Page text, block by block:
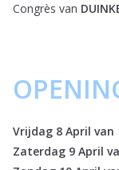
Congrès van
Vrijdag 8 April van
Zaterdag 9 April